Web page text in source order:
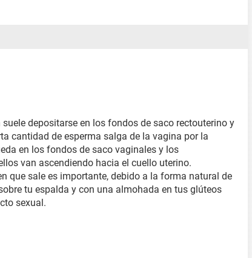
depositarse en los fondos de saco rectouterino y
cantidad de esperma salga de la vagina por la
en los fondos de saco vaginales y los
van ascendiendo hacia el cuello uterino.
que sale es importante, debido a la forma natural de
tu espalda y con una almohada en tus glúteos
sexual.